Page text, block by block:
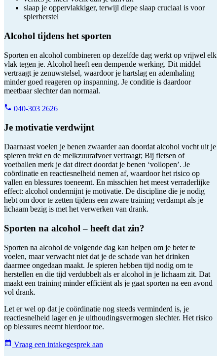
slaap je oppervlakkiger, terwijl diepe slaap cruciaal is voor
spierherstel
Alcohol tijdens het sporten
Sporten en alcohol combineren op dezelfde dag werkt op vrijwel elk
vlak tegen je. Alcohol heeft een dempende werking. Dit middel
vertraagt je zenuwstelsel, waardoor je hartslag en ademhaling
minder goed reageren op inspanning. Je conditie is daardoor
meetbaar slechter dan normaal.
040-303 2626
Je motivatie verdwijnt
Daarnaast voelen je benen zwaarder aan doordat alcohol vocht uit je
spieren trekt en de melkzuurafvoer vertraagt; Bij fietsen of
voetballen merk je dat direct doordat je benen ‘vollopen’. Je
coördinatie en reactiesnelheid nemen af, waardoor het risico op
vallen en blessures toeneemt. En misschien het meest verraderlijke
effect: alcohol ondermijnt je motivatie. De discipline die je nodig
hebt om door te zetten tijdens een zware training verdampt als je
lichaam bezig is met het verwerken van drank.
Sporten na alcohol – heeft dat zin?
Sporten na alcohol de volgende dag kan helpen om je beter te
voelen, maar verwacht niet dat je de schade van het drinken
daarmee ongedaan maakt. Je spieren hebben tijd nodig om te
herstellen en die tijd verdubbelt als er alcohol in je lichaam zit. Dat
maakt een training minder efficiënt als je gaat sporten na een avond
vol drank.
Let er wel op dat je coördinatie nog steeds verminderd is, je
reactiesnelheid lager en je uithoudingsvermogen slechter. Het risico
op blessures neemt hierdoor toe.
Vraag een intakegesprek aan